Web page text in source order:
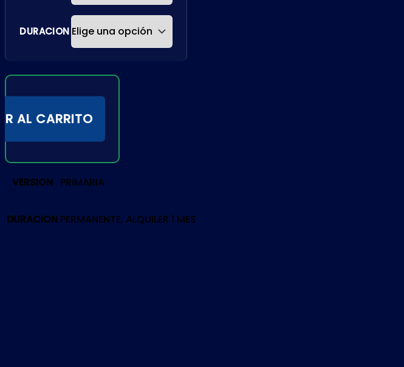
DURACION
AL CARRITO
VERSION PRIMARIA
DURACION PERMANENTE, ALQUILER 1 MES